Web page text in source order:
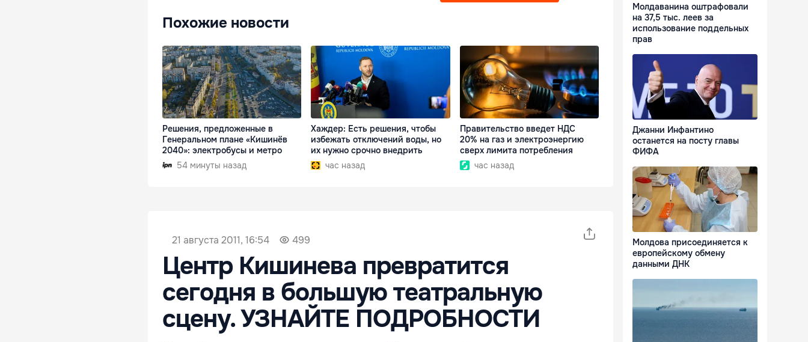
Похожие новости
Решения, предложенные в
Генеральном плане «Кишинёв
2040»: электробусы и метро
54 минуты назад
Хаждер: Есть решения, чтобы
избежать отключений воды, но
их нужно срочно внедрить
час назад
Правительство введет НДС
20% на газ и электроэнергию
сверх лимита потребления
час назад
21 августа 2011, 16:54 499
Центр Кишинева превратится
сегодня в большую театральную
сцену. УЗНАЙТЕ ПОДРОБНОСТИ
Молдаванина оштрафовали
на 37,5 тыс. леев за
использование поддельных
прав
Джанни Инфантино
останется на посту главы
ФИФА
Молдова присоединяется к
европейскому обмену
данными ДНК